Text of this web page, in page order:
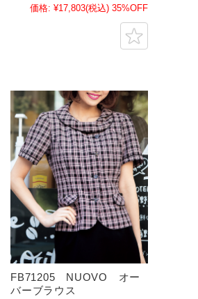
価格: ¥17,803(税込) 35%OFF
FB71205 NUOVO オー
バーブラウス